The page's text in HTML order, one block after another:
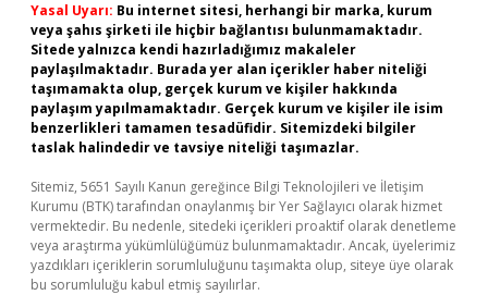
Yasal Uyarı: Bu internet sitesi, herhangi bir marka, kurum
veya şahıs şirketi ile hiçbir bağlantısı bulunmamaktadır.
Sitede yalnızca kendi hazırladığımız makaleler
paylaşılmaktadır. Burada yer alan içerikler haber niteliği
taşımamakta olup, gerçek kurum ve kişiler hakkında
paylaşım yapılmamaktadır. Gerçek kurum ve kişiler ile isim
benzerlikleri tamamen tesadüfidir. Sitemizdeki bilgiler
taslak halindedir ve tavsiye niteliği taşımazlar.
Sitemiz, 5651 Sayılı Kanun gereğince Bilgi Teknolojileri ve İletişim
Kurumu (BTK) tarafından onaylanmış bir Yer Sağlayıcı olarak hizmet
vermektedir. Bu nedenle, sitedeki içerikleri proaktif olarak denetleme
veya araştırma yükümlülüğümüz bulunmamaktadır. Ancak, üyelerimiz
yazdıkları içeriklerin sorumluluğunu taşımakta olup, siteye üye olarak
bu sorumluluğu kabul etmiş sayılırlar.